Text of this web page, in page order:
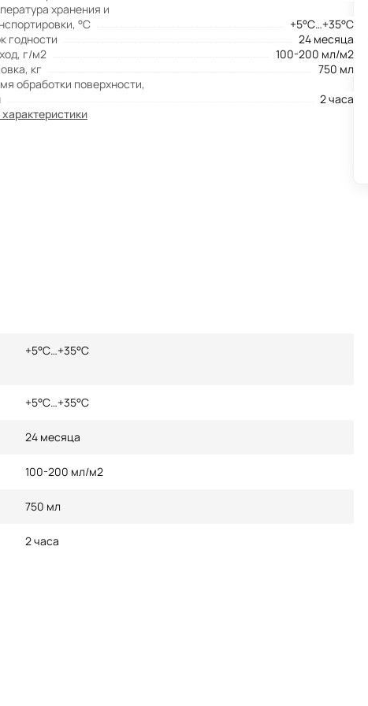
хранения и
°С
+5°С…+35°С
годности
24 месяца
г/м2
100-200 мл/м2
кг
750 мл
обработки поверхности,
2 часа
+5°С…+35°С
+5°С…+35°С
24 месяца
100-200 мл/м2
750 мл
2 часа